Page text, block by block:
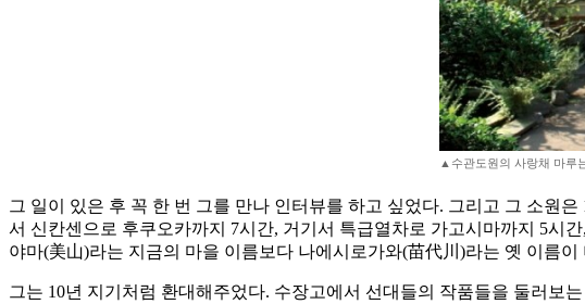
▲수관도원의 사랑채 마루
그 일이 있은 후 꼭 한 번 그를 만나 인터뷰를 하고 싶었다. 그리고 그 소원
서 신칸센으로 후쿠오카까지 7시간, 거기서 특급열차로 가고시마까지 5시
야마(美山)라는 지금의 마을 이름보다 나에시로가와(苗代川)라는 옛 이름이
그는 10년 지기처럼 환대해주었다. 수장고에서 선대들의 작품들을 둘러보